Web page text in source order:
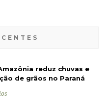
reduz chuvas e
de grãos no Paraná